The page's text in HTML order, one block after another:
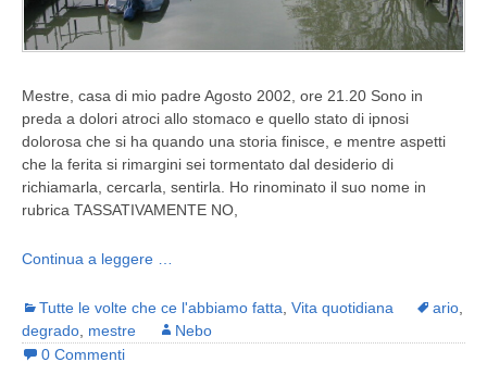
Mestre, casa di mio padre Agosto 2002, ore 21.20 Sono in
preda a dolori atroci allo stomaco e quello stato di ipnosi
dolorosa che si ha quando una storia finisce, e mentre aspetti
che la ferita si rimargini sei tormentato dal desiderio di
richiamarla, cercarla, sentirla. Ho rinominato il suo nome in
rubrica TASSATIVAMENTE NO,
Continua a leggere …
Tutte le volte che ce l'abbiamo fatta Vita quotidiana ario
degrado mestre
Nebo
0 Commenti